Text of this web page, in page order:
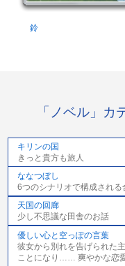
鈴
「ノベル」カ
キリンの国
きっと貴方も旅人
ななつぼし
6つのシナリオで構成される
天国の回廊
少し不思議な田舎のお話
優しい心と空っぽの言葉
彼女から別れを告げられた
ことになり…… 爽やかな恋